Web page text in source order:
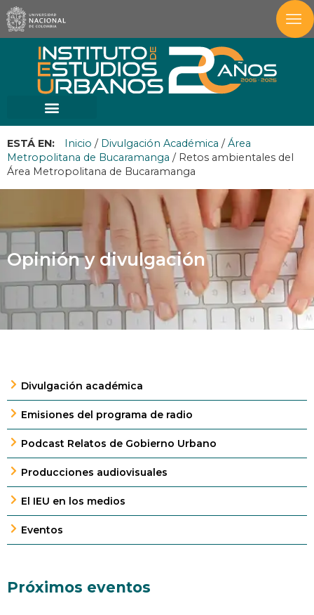
ESTÁ EN: Inicio / Divulgación Académica /Área
Metropolitana de Bucaramanga / Retos ambientales del
Área Metropolitana de Bucaramanga
Opinión y divulgación
Divulgación académica
Emisiones del programa de radio
Podcast Relatos de Gobierno Urbano
Producciones audiovisuales
El IEU en los medios
Eventos
Próximos eventos